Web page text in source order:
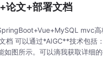
论文+部署文档
mvc
档 可以通过*AIGC**技术包
图所示。可以滴我获取详细